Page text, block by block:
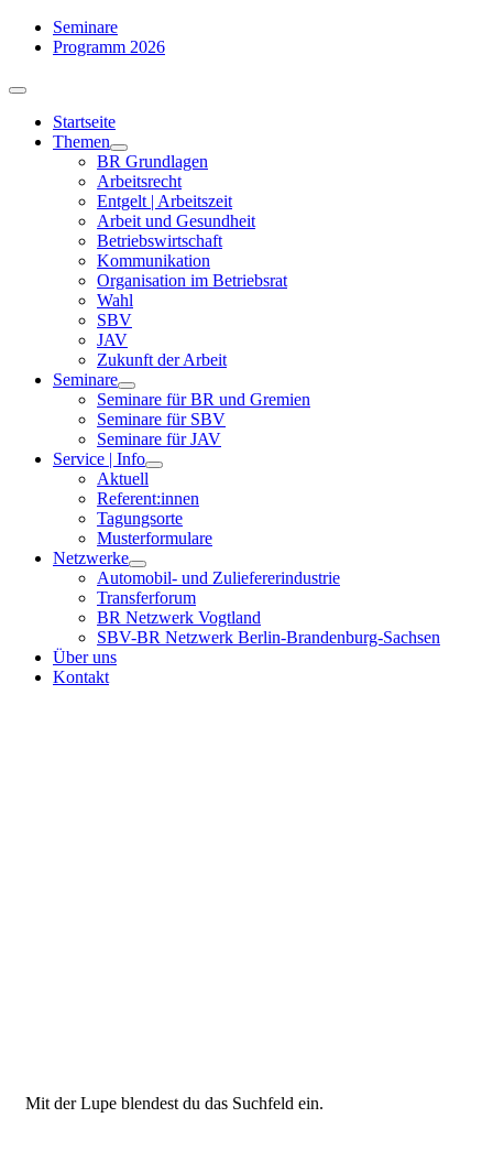
Zum
Inhalt
Seminare
Programm 2026
Toggle
NavigationStartseite
Themen
BR Grundlagen
Arbeits­recht
Entgelt | Arbeitszeit
Arbeit und Gesundheit
Betriebswirtschaft
Kommuni­kation
Organisation im Betriebsrat
Wahl
SBV
JAV
Zukunft der Arbeit
Seminare
Seminare für BR und Gremien
Seminare für SBV
Seminare für JAV
Service | Info
Aktuell
Referent:innen
Tagungsorte
Musterformulare
Netzwerke
Automobil- und Zuliefererindustrie
Transferforum
BR Netzwerk Vogtland
SBV-BR Netzwerk Berlin-Brandenburg-Sachsen
Über uns
Kontakt
Mit der Lupe blendest du das Suchfeld ein.